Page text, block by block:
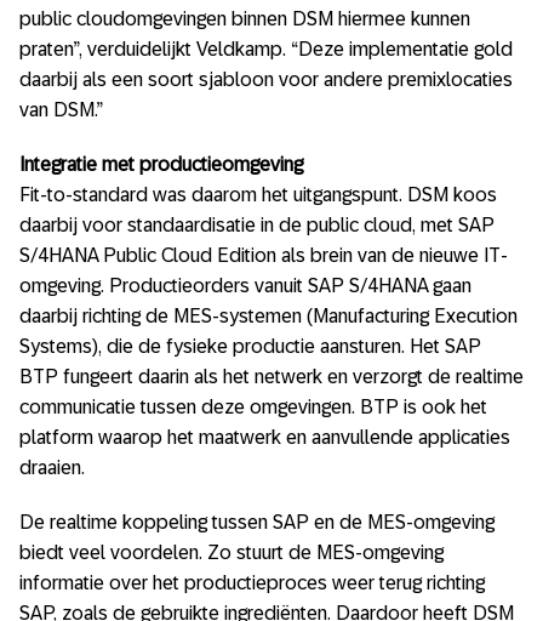
public cloudomgevingen binnen DSM hiermee kunnen
praten”, verduidelijkt Veldkamp. “Deze implementatie gold
daarbij als een soort sjabloon voor andere premixlocaties
van DSM.”
Integratie met productieomgeving
Fit-to-standard was daarom het uitgangspunt. DSM koos
daarbij voor standaardisatie in de public cloud, met SAP
S/4HANA Public Cloud Edition als brein van de nieuwe IT-
omgeving. Productieorders vanuit SAP S/4HANA gaan
daarbij richting de MES-systemen (Manufacturing Execution
Systems), die de fysieke productie aansturen. Het SAP
BTP fungeert daarin als het netwerk en verzorgt de realtime
communicatie tussen deze omgevingen. BTP is ook het
platform waarop het maatwerk en aanvullende applicaties
draaien.
De realtime koppeling tussen SAP en de MES-omgeving
biedt veel voordelen. Zo stuurt de MES-omgeving
informatie over het productieproces weer terug richting
SAP, zoals de gebruikte ingrediënten. Daardoor heeft DSM